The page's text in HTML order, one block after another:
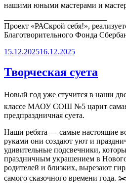
нашими юными мастерами и
Проект «РАСкрой себя!»,
Благотворительного Фонда
Опубликовано
15.12.202516.12.2025
Творческая суета
Новый год уже стучится в наши
классе МАОУ СОШ №5 царит самая
предпраздничная суета.
Наши ребята — самые настоящие
руками они создают уют и
удивительные подсвечники,
праздничным украшением в
родителей и близких, вырезают
самого сказочного времени года.